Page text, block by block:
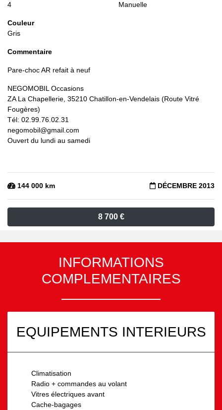
4
Manuelle
Couleur
Gris
Commentaire
Pare-choc AR refait à neuf
NEGOMOBIL Occasions
ZA La Chapellerie, 35210 Chatillon-en-Vendelais (Route Vitré
Fougères)
Tél: 02.99.76.02.31
negomobil@gmail.com
Ouvert du lundi au samedi
144 000 km DÉCEMBRE 2013
8 700 €
INFORMATIONS
COMPLEMENTAIRES
EQUIPEMENTS INTERIEURS
Climatisation
Radio + commandes au volant
Vitres électriques avant
Cache-bagages